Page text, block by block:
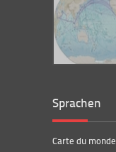
Sprachen
Carte du monde